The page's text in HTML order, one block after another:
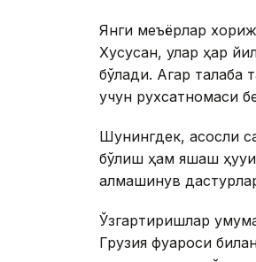
Янги меъёрлар
Хусусан, улар ҳар
бўлади. Агар талаба
учун рухсатномаси
Шунингдек, асосли
бўлиш ҳам яшаш
алмашинув
Ўзгартиришлар
Грузия фуқароси